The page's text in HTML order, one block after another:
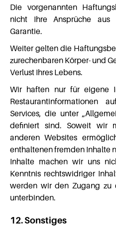
Die vorgenannten
nicht Ihre Ansprüche aus
Garantie.
Weiter gelten die
zurechenbaren Körper- und
Verlust Ihres Lebens.
Wir haften nur für eigene
Restaurantinformationen
Services, die unter
definiert sind. Soweit wir
anderen Websites
enthaltenen fremden Inhalte
Inhalte machen wir uns
Kenntnis rechtswidriger
werden wir den Zugang zu
unterbinden.
12. Sonstiges